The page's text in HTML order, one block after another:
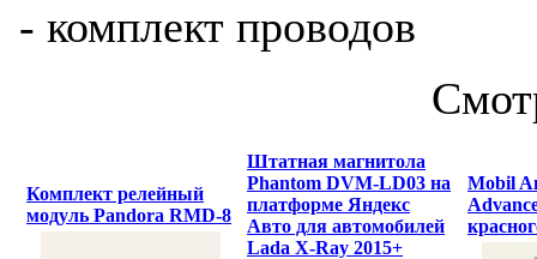
- комплект проводов
Комплект релейный
модуль Pandora RMD-8
Штатная магнитола
Phantom DVM-LD03 на
платформе Яндекс
Авто для автомобилей
Lada X-Ray 2015+
Mobil